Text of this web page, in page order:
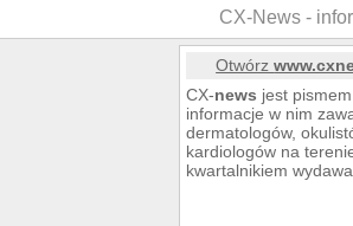
CX-News -
Otwórz
CX-news jest
informacje w nim
dermatologów,
kardiologów na
kwartalnikiem